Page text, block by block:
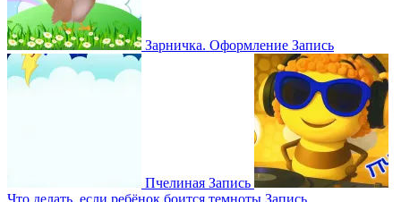
Зарничка. Оформление Запись
Пчелиная Запись
Что делать, если ребёнок боится темноты Запись